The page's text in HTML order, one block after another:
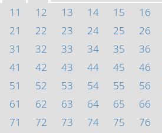
11
12 13 14 15 16
21
22 23 24 25 26
31
32 33 34 35 36
41
42 43 44 45 46
51
52 53 54 55 56
61
62 63 64 65 66
71
72 73 74 75 76